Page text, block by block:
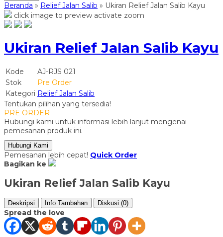
Beranda » Relief Jalan Salib » Ukiran Relief Jalan Salib Kayu
click image to preview activate zoom
Ukiran Relief Jalan Salib Kayu
Kode
AJ-RJS 021
Stok
Pre Order
Kategori Relief Jalan Salib
Tentukan pilihan yang tersedia!
PRE ORDER
Hubungi kami untuk informasi lebih lanjut mengenai
pemesanan produk ini.
Hubungi Kami
Pemesanan lebih cepat! Quick Order
Bagikan ke
Ukiran Relief Jalan Salib Kayu
Deskripsi Info Tambahan Diskusi (0)
Spread the love